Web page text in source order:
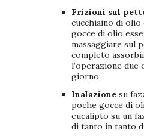
Frizioni sul
cucchiaino di olio
gocce di olio
massaggiare sul
completo
l’operazione
giorno;
Inalazione su
poche gocce di
eucalipto su un
di tanto in tanto